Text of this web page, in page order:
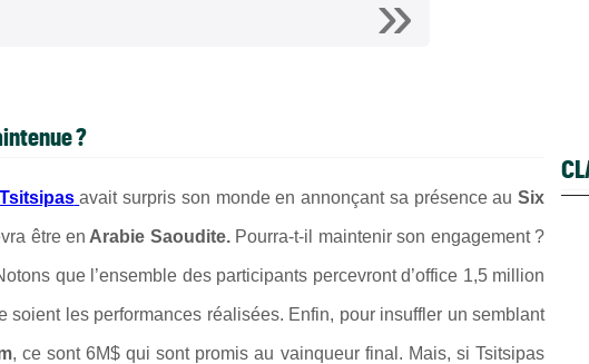
?
avait surpris son monde en annonçant sa présence au Six
être en Arabie Saoudite. Pourra-t-il maintenir son engagement ?
otons que l’ensemble des participants percevront d’office 1,5 million
soient les performances réalisées. Enfin, pour insuffler un semblant
, ce sont 6M$ qui sont promis au vainqueur final. Mais, si Tsitsipas